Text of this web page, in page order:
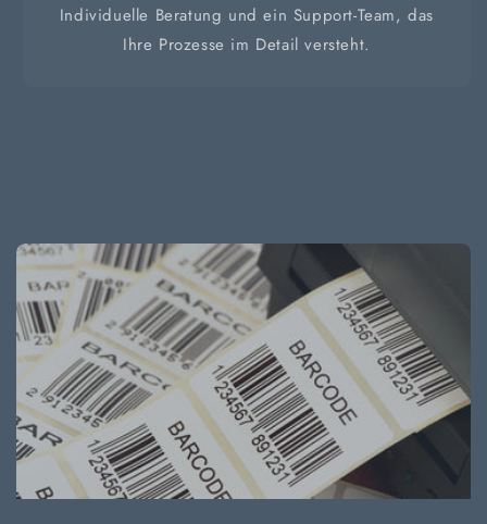
Individuelle Beratung und ein Support-Team, das
Ihre Prozesse im Detail versteht.